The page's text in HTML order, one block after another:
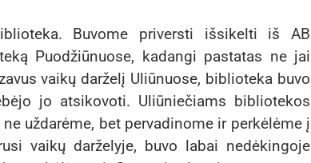
Buvome priversti išsikelti iš AB
Puodžiūnuose, kadangi pastatas ne jai
vaikų darželį Uliūnuose, biblioteka buvo
jo atsikovoti. Uliūniečiams bibliotekos
uždarėme, bet pervadinome ir perkėlėme į
vaikų darželyje, buvo labai nedėkingoje